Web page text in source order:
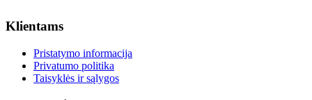
Klientams
Pristatymo informacija
Privatumo politika
Taisyklės ir sąlygos